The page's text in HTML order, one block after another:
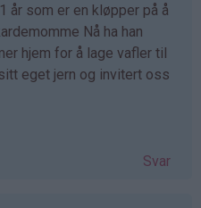
år som er en kløpper på å
Nå ha han
hjem for å lage vafler til
eget jern og invitert oss
Svar